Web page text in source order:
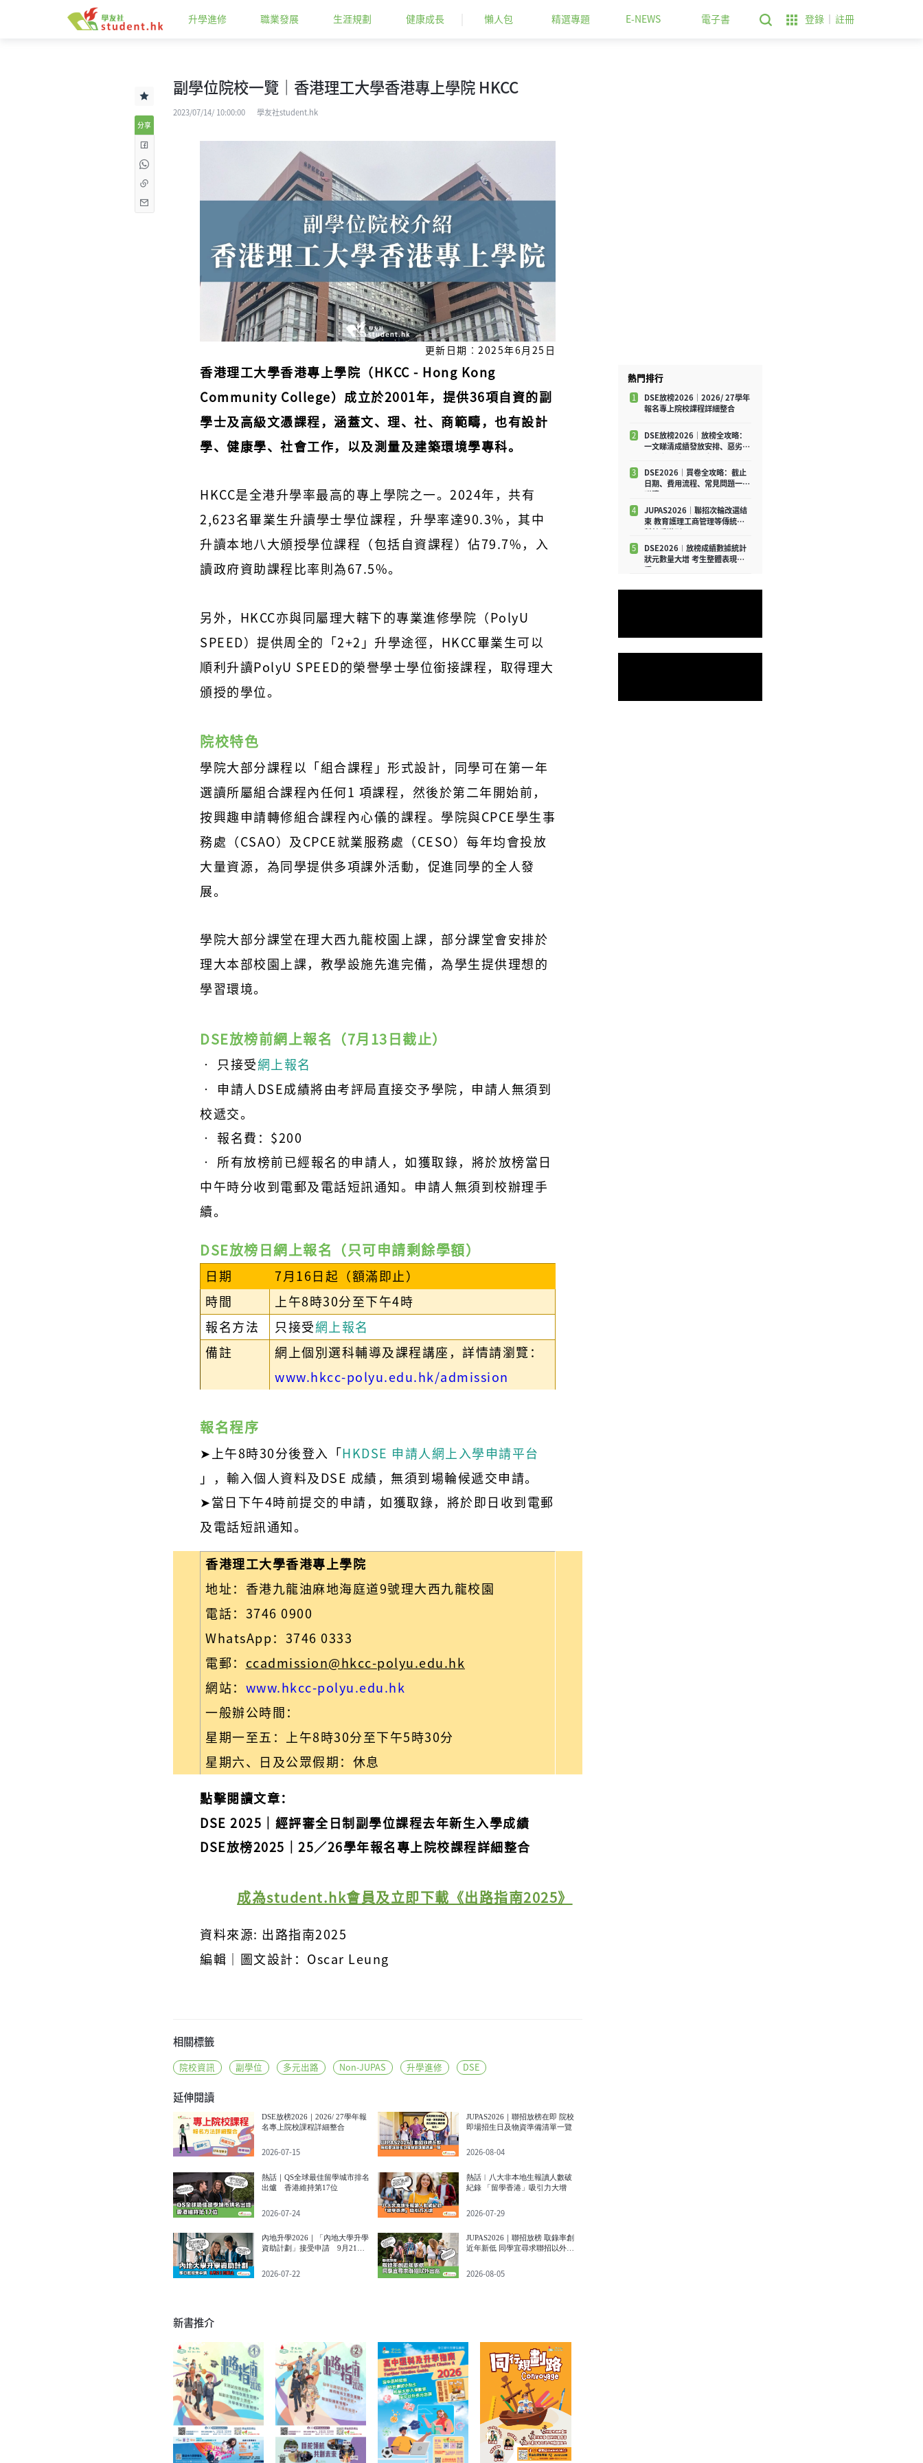
升學進修 職業發展 生涯規劃 健康成長 懶人包 精選專題 E-NEWS 電子書 登錄 註冊
分享
副學位院校一覽｜香港理工大學香港專上學院 HKCC
2023/07/14/ 10:00:00 學友社student.hk
更新日期︰2025年6月25日
香港理工大學香港專上學院（HKCC - Hong Kong
Community College）成立於2001年，提供36項自資的副
學士及高級文憑課程，涵蓋文、理、社、商範疇，也有設計
學、健康學、社會工作，以及測量及建築環境學專科。
HKCC是全港升學率最高的專上學院之一。2024年，共有
2,623名畢業生升讀學士學位課程，升學率達90.3%，其中
升讀本地八大頒授學位課程（包括自資課程）佔79.7%，入
讀政府資助課程比率則為67.5%。
另外，HKCC亦與同屬理大轄下的專業進修學院（PolyU
SPEED）提供周全的「2+2」升學途徑，HKCC畢業生可以
順利升讀PolyU SPEED的榮譽學士學位銜接課程，取得理大
頒授的學位。
院校特色
學院大部分課程以「組合課程」形式設計，同學可在第一年
選讀所屬組合課程內任何1 項課程，然後於第二年開始前，
按興趣申請轉修組合課程內心儀的課程。學院與CPCE學生事
務處（CSAO）及CPCE就業服務處（CESO）每年均會投放
大量資源，為同學提供多項課外活動，促進同學的全人發
展。
學院大部分課堂在理大西九龍校園上課，部分課堂會安排於
理大本部校園上課，教學設施先進完備，為學生提供理想的
學習環境。
DSE放榜前網上報名（7月13日截止）
‧ 只接受網上報名
‧ 申請人DSE成績將由考評局直接交予學院，申請人無須到
校遞交。
‧ 報名費：$200
‧ 所有放榜前已經報名的申請人，如獲取錄，將於放榜當日
中午時分收到電郵及電話短訊通知。申請人無須到校辦理手
續。
DSE放榜日網上報名（只可申請剩餘學額）
日期 7月16日起（額滿即止）
時間 上午8時30分至下午4時
報名方法 只接受網上報名
備註
網上個別選科輔導及課程講座，詳情請瀏覽：
www.hkcc-polyu.edu.hk/admission
報名程序
➤上午8時30分後登入「 HKDSE 申請人網上入學申請平台
」，輸入個人資料及DSE 成績，無須到場輪候遞交申請。
➤當日下午4時前提交的申請，如獲取錄，將於即日收到電郵
及電話短訊通知。
香港理工大學香港專上學院
地址：香港九龍油麻地海庭道9號理大西九龍校園
電話：3746 0900
WhatsApp ： 3746 0333
電郵： ccadmission@hkcc-polyu.edu.hk
網站： www.hkcc-polyu.edu.hk
一般辦公時間：
星期一至五：上午8時30分至下午5時30分
星期六、日及公眾假期：休息
點擊閱讀文章：
DSE 2025｜經評審全日制副學位課程去年新生入學成績
DSE放榜2025｜25／26學年報名專上院校課程詳細整合
成為student.hk會員及立即下載《出路指南2025》
資料來源: 出路指南2025
編輯｜圖文設計：Oscar Leung
相關標籤
院校資訊 副學位 多元出路 Non-JUPAS 升學進修 DSE
延伸閱讀
DSE放榜2026｜2026/ 27學年報
名專上院校課程詳細整合
2026-07-15
JUPAS2026｜聯招放榜在即 院校
即場招生日及物資準備清單一覽
2026-08-04
熱話｜QS全球最佳留學城市排名
出爐 香港維持第17位
2026-07-24
熱話︱八大非本地生報讀人數破
紀錄 「留學香港」吸引力大增
2026-07-29
內地升學2026｜「內地大學升學
資助計劃」接受申請 9月21日
2026-07-22
JUPAS2026｜聯招放榜 取錄率創
近年新低 同學宜尋求聯招以外出
2026-08-05
新書推介
熱門排行
1
DSE放榜2026｜2026/ 27學年
報名專上院校課程詳細整合
2
DSE放榜2026｜放榜全攻略：
一文睇清成績發放安排、惡劣天
3
DSE2026｜買卷全攻略：截止
日期、費用流程、常見問題一文
4
JUPAS2026｜聯招次輪改選結
束 教育護理工商管理等傳統學
5
DSE2026︱放榜成績數據統計
狀元數量大增 考生整體表現平